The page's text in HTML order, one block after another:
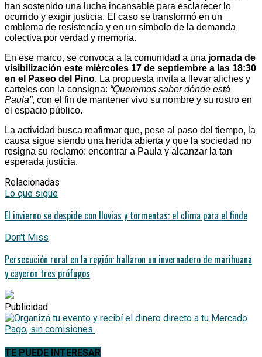
han sostenido una lucha incansable para esclarecer lo
ocurrido y exigir justicia. El caso se transformó en un
emblema de resistencia y en un símbolo de la demanda
colectiva por verdad y memoria.
En ese marco, se convoca a la comunidad a una jornada de
visibilización este miércoles 17 de septiembre a las 18:30
en el Paseo del Pino. La propuesta invita a llevar afiches y
carteles con la consigna: “Queremos saber dónde está
Paula”, con el fin de mantener vivo su nombre y su rostro en
el espacio público.
La actividad busca reafirmar que, pese al paso del tiempo, la
causa sigue siendo una herida abierta y que la sociedad no
resigna su reclamo: encontrar a Paula y alcanzar la tan
esperada justicia.
Relacionadas
Lo que sigue
El invierno se despide con lluvias y tormentas: el clima para el finde
Don't Miss
Persecución rural en la región: hallaron un invernadero de marihuana
y cayeron tres prófugos
Publicidad
TE PUEDE INTERESAR